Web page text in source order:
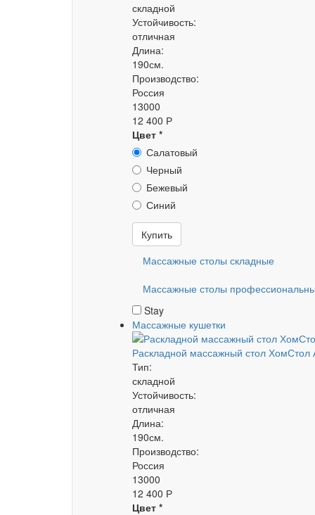
складной
Устойчивость:
отличная
Длина:
190см.
Производство:
Россия
13000
12 400 Р
Цвет *
Салатовый
Черный
Бежевый
Синий
Купить
Массажные столы складные
Массажные столы
Stay
Массажные кушетки
Раскладной массажный стол ХомСтол
Тип:
складной
Устойчивость:
отличная
Длина:
190см.
Производство:
Россия
13000
12 400 Р
Цвет *